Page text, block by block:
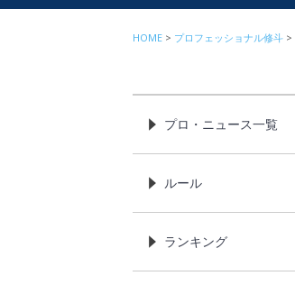
HOME プロフェッショナル修斗
プロ・ニュース一覧
ルール
ランキング